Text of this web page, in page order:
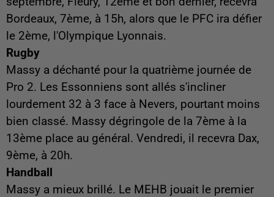
Bordeaux, 7ème, à 15h, alors que le PFC ira défier
le 2ème, l'Olympique Lyonnais.
Rugby
Massy a déchanté pour la quatrième journée de
Pro 2. Les Essonniens sont allés s'incliner
lourdement 32 à 3 face à Nevers, pourtant moins
bien classé. Massy dégringole de la 7ème à la
13ème place au général. Vendredi, il recevra Dax,
9ème, à 20h.
Handball
Massy a mieux brillé. Le MEHB jouait le premier